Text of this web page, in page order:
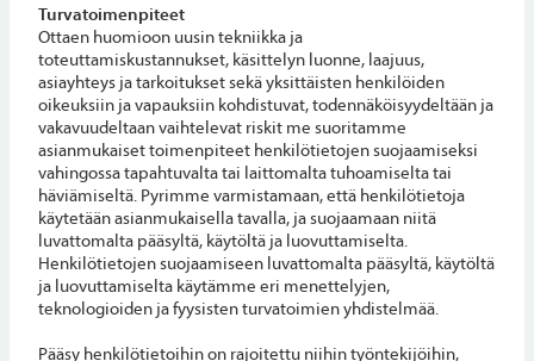
Turvatoimenpiteet
Ottaen huomioon uusin tekniikka ja
toteuttamiskustannukset, käsittelyn luonne, laajuus,
asiayhteys ja tarkoitukset sekä yksittäisten henkilöiden
oikeuksiin ja vapauksiin kohdistuvat, todennäköisyydeltään ja
vakavuudeltaan vaihtelevat riskit me suoritamme
asianmukaiset toimenpiteet henkilötietojen suojaamiseksi
vahingossa tapahtuvalta tai laittomalta tuhoamiselta tai
häviämiseltä. Pyrimme varmistamaan, että henkilötietoja
käytetään asianmukaisella tavalla, ja suojaamaan niitä
luvattomalta pääsyltä, käytöltä ja luovuttamiselta.
Henkilötietojen suojaamiseen luvattomalta pääsyltä, käytöltä
ja luovuttamiselta käytämme eri menettelyjen,
teknologioiden ja fyysisten turvatoimien yhdistelmää.
Pääsy henkilötietoihin on rajoitettu niihin työntekijöihin,